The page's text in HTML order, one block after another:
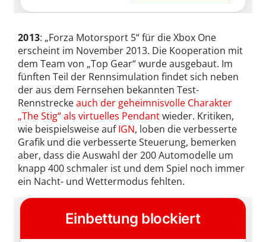
2013: „Forza Motorsport 5“ für die Xbox One
erscheint im November 2013. Die Kooperation mit
dem Team von „Top Gear“ wurde ausgebaut. Im
fünften Teil der Rennsimulation findet sich neben
der aus dem Fernsehen bekannten Test-
Rennstreckeauch der geheimnisvolle Charakter
„The Stig“ als virtuelles Pendantwieder. Kritiken,
wie beispielsweise aufIGN, loben die verbesserte
Grafik und die verbesserte Steuerung, bemerken
aber, dass die Auswahl der 200 Automodelle um
knapp 400 schmaler ist und dem Spiel noch immer
ein Nacht- und Wettermodus fehlten.